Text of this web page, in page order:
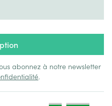
abonnez à notre newsletter
.